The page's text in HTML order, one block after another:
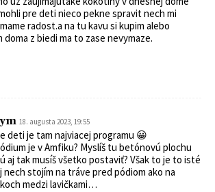
pre deti nieco pekne spravit nech mi
radost.a na tu kavu si kupim alebo
doma z biedi ma to zase nevymaze.
18. augusta 2023, 19:55
deti je tam najviacej programu 😀
je v Amfiku? Myslíš tu betónovú plochu
aj tak musíš všetko postaviť? Však to je to isté
nech stojím na tráve pred pódiom ako na
medzi lavičkami…